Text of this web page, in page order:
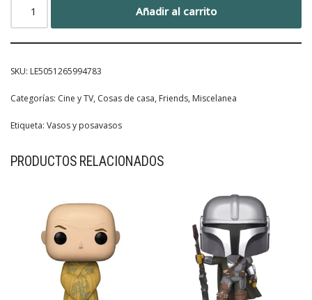
Añadir al carrito
SKU: LE5051265994783
Categorías: Cine y TV, Cosas de casa, Friends, Miscelanea
Etiqueta: Vasos y posavasos
PRODUCTOS RELACIONADOS